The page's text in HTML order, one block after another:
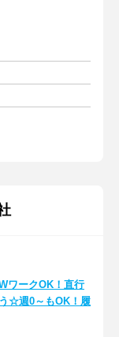
ワークOK！直行
☆週0～もOK！履